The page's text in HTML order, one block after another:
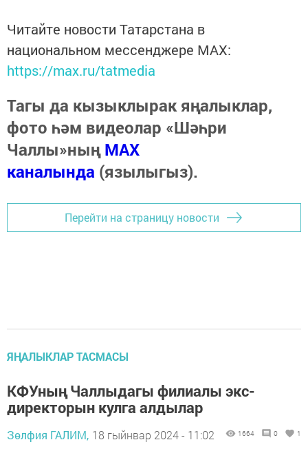
Читайте новости Татарстана в
национальном мессенджере MАХ:
https://max.ru/tatmedia
Тагы да кызыклырак яңалыклар,
фото һәм видеолар «Шәһри
Чаллы»ныңMAX
каналында (язылыгыз).
Перейти на страницу новости
ЯҢАЛЫКЛАР ТАСМАСЫ
КФУның Чаллыдагы филиалы экс-
директорын кулга алдылар
Зөлфия ГАЛИМ, 18 гыйнвар 2024 - 11:02 1664 0 1